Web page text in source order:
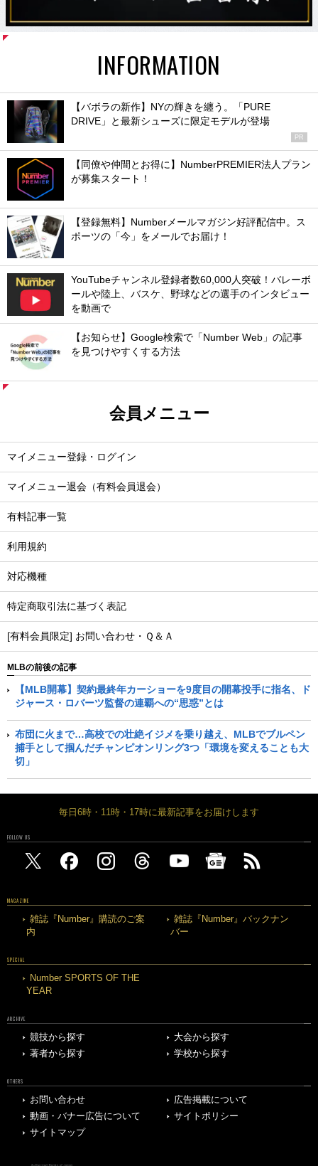
INFORMATION
【バボラの新作】NYの輝きを纏う。「PURE
DRIVE」と最新シューズに限定モデルが登場
PR
【同僚や仲間とお得に】NumberPREMIER法人プラン
が募集スタート！
【登録無料】Numberメールマガジン好評配信中。ス
ポーツの「今」をメールでお届け！
YouTubeチャンネル登録者数60,000人突破！バレーボ
ールや陸上、バスケ、野球などの選手のインタビュー
を動画で
【お知らせ】Google検索で「Number Web」の記事
を見つけやすくする方法
会員メニュー
マイメニュー登録・ログイン
マイメニュー退会（有料会員退会）
有料記事一覧
利用規約
対応機種
特定商取引法に基づく表記
[有料会員限定] お問い合わせ・Ｑ＆Ａ
MLBの前後の記事
【MLB開幕】契約最終年カーショーを9度目の開幕投手に指名、ド
ジャース・ロバーツ監督の連覇への“思惑”とは
布団に火まで…高校での壮絶イジメを乗り越え、MLBでブルペン
捕手として掴んだチャンピオンリング3つ「環境を変えることも大
切」
毎日6時・11時・17時に最新記事をお届けします
FOLLOW US
MAGAZINE
雑誌『Number』購読のご案
内
雑誌『Number』バックナン
バー
SPECIAL
Number SPORTS OF THE
YEAR
ARCHIVE
競技から探す
大会から探す
著者から探す
学校から探す
OTHERS
お問い合わせ
広告掲載について
動画・バナー広告について
サイトポリシー
サイトマップ